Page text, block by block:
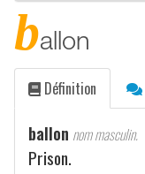
ballon
Définition
ballon nom masculin.
Prison.